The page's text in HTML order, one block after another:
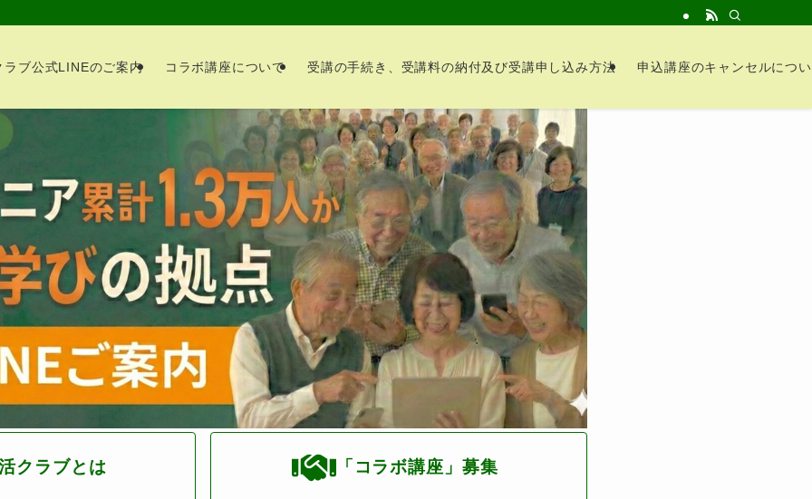
ラブ公式LINEのご案内 コラボ講座について 受講の手続き、受講料の納付及び受講申し込み方法 申込講座のキャンセルにつ
クラブとは 「コラボ講座」募集